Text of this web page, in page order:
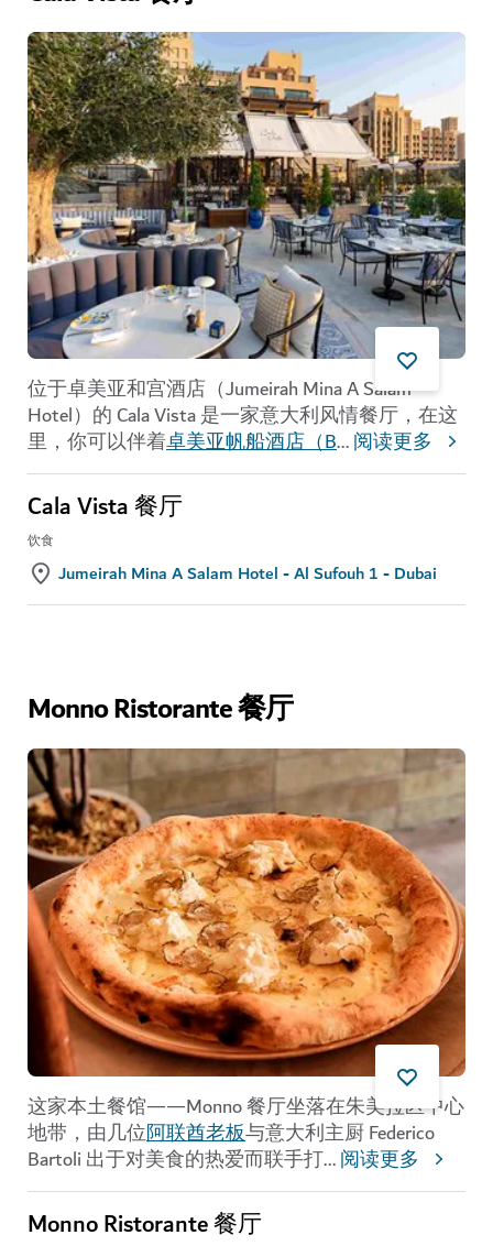
位于卓美亚和宫酒店（Jumeirah Mina A Salam
Hotel）的 Cala Vista 是一家意大利风情餐厅，在这
里，你可以伴着卓美亚帆船酒店（B...阅读更多
Cala Vista 餐厅
饮食
Jumeirah Mina A Salam Hotel - Al Sufouh 1 - Dubai
Monno Ristorante 餐厅
这家本土餐馆——Monno 餐厅坐落在朱美拉区中心
地带，由几位阿联酋老板与意大利主厨 Federico
Bartoli 出于对美食的热爱而联手打...阅读更多
Monno Ristorante 餐厅